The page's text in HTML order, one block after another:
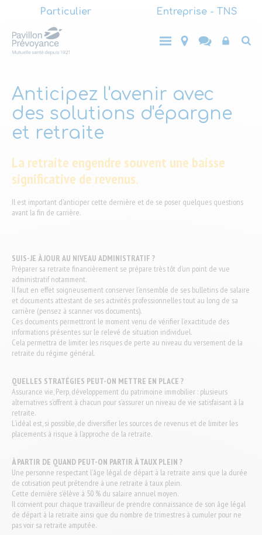
contenu
principal
Particulier Entreprise - TNS
Main
ParticulierEntreprise
- TNS
Top
Anticipez l'avenir avec
des solutions d'épargne
et retraite
La retraite engendre souvent une baisse
significative de revenus.
Il est important d’anticiper cette dernière et de se poser quelques questions
avant la fin de carrière.
SUIS-JE À JOUR AU NIVEAU ADMINISTRATIF ?
Préparer sa retraite financièrement se prépare très tôt d’un point de vue
administratif notamment.
Il faut en effet soigneusement conserver l’ensemble de ses bulletins de salaire
et documents attestant de ses activités professionnelles tout au long de sa
carrière (pensez à scanner vos documents).
Ces documents permettront le moment venu de vérifier l’exactitude des
informations présentes sur le relevé de situation individuel.
Cela permettra de limiter les risques de perte au niveau du versement de la
retraite du régime général.
QUELLES STRATÉGIES PEUT-ON METTRE EN PLACE ?
Assurance vie, Perp, développement du patrimoine immobilier : plusieurs
alternatives s’offrent à chacun pour s’assurer un niveau de vie satisfaisant à la
retraite.
L’idéal est, si possible, de diversifier les sources de revenus et de limiter les
placements à risque à l’approche de la retraite.
À PARTIR DE QUAND PEUT-ON PARTIR À TAUX PLEIN ?
Une personne respectant l’âge légal de départ à la retraite ainsi que la durée
de cotisation peut prétendre à une retraite à taux plein.
Cette dernière s’élève à 50 % du salaire annuel moyen.
Il convient pour chaque travailleur de prendre connaissance de son âge légal
de départ à la retraite ainsi que du nombre de trimestres à cumuler pour ne
pas voir sa retraite amputée.